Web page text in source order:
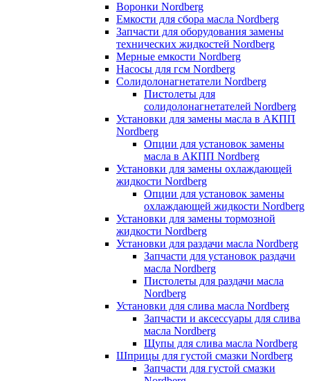
Воронки Nordberg
Емкости для сбора масла Nordberg
Запчасти для оборудования замены
технических жидкостей Nordberg
Мерные емкости Nordberg
Насосы для гсм Nordberg
Солидолонагнетатели Nordberg
Пистолеты для
солидолонагнетателей Nordberg
Установки для замены масла в АКПП
Nordberg
Опции для установок замены
масла в АКПП Nordberg
Установки для замены охлаждающей
жидкости Nordberg
Опции для установок замены
охлаждающей жидкости Nordberg
Установки для замены тормозной
жидкости Nordberg
Установки для раздачи масла Nordberg
Запчасти для установок раздачи
масла Nordberg
Пистолеты для раздачи масла
Nordberg
Установки для слива масла Nordberg
Запчасти и аксессуары для слива
масла Nordberg
Щупы для слива масла Nordberg
Шприцы для густой смазки Nordberg
Запчасти для густой смазки